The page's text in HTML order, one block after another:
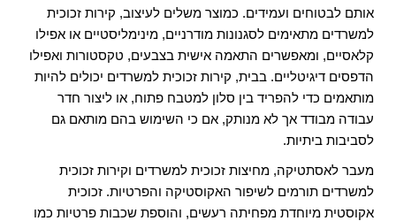
אותם לבטוחים ועמידים. כמוצר משלים לעיצוב, קירות זכוכית
למשרדים מתאימים לסגנונות מודרניים, מינימליסטיים או אפילו
קלאסיים, ומאפשרים התאמה אישית בצבעים, טקסטורות ואפילו
הדפסים דיגיטליים. בבית, קירות זכוכית למשרדים יכולים להיות
מותאמים כדי להפריד בין סלון למטבח פתוח, או ליצור חדר
עבודה מבודד אך לא מנותק, אם כי השימוש בהם מותאם גם
לסביבות ביתיות.
מעבר לאסתטיקה, מחיצות זכוכית למשרדים וקירות זכוכית
למשרדים תורמים לשיפור האקוסטיקה והפרטיות. זכוכית
אקוסטית מיוחדת מפחיתה רעשים, והוספת שכבות פרטיות כמו